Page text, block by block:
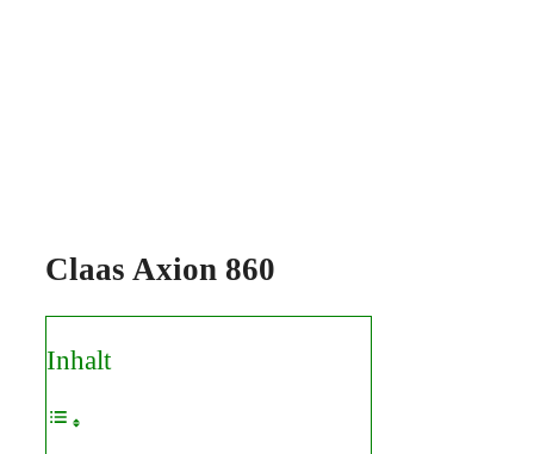
Claas Axion 860
Inhalt